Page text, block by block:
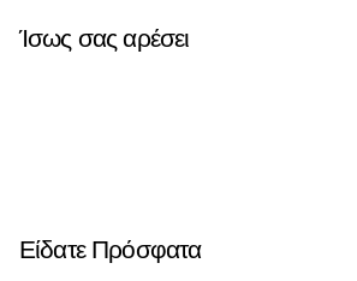
Ίσως σας αρέσει
Είδατε Πρόσφατα